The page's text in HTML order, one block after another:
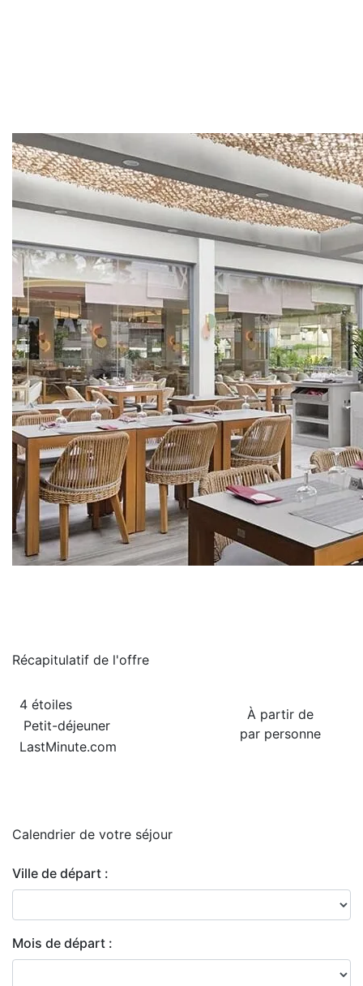
Récapitulatif de l'offre
À partir de
par personne
4 étoiles
Petit-déjeuner
LastMinute.com
Calendrier de votre séjour
Ville de départ :
Mois de départ :